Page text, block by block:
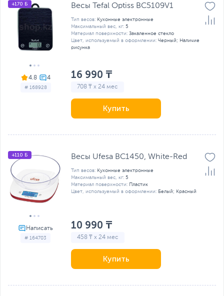
4.8
# 168928
+170 Б Весы Tefal Optiss BC5109V1
Тип весов: Кухонные электронные
Максимальный вес, кг: 5
Материал поверхности: Закаленное стекло
Цвет, используемый в оформлении: Черный; Наличие
рисунка
16 990 ₸
708 ₸ x 24 мес
Купить
# 164703
+110 Б Весы Ufesa BC1450, White-Red
Тип весов: Кухонные электронные
Максимальный вес, кг: 5
Материал поверхности: Пластик
Цвет, используемый в оформлении: Белый; Красный
10 990 ₸
458 ₸ x 24 мес
Купить